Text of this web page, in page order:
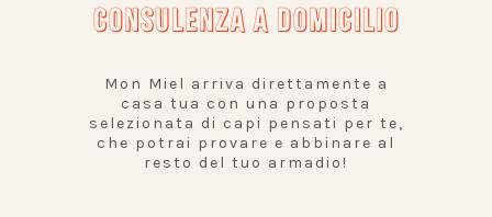
CONSULENZA A DOMICILIO
Mon Miel arriva direttamente a
casa tua con una proposta
selezionata di capi pensati per te,
che potrai provare e abbinare al
resto del tuo armadio!